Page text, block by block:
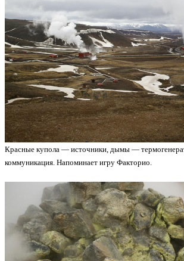
Красные купола — источники, дымы —
коммуникация. Напоминает игру Факторио.